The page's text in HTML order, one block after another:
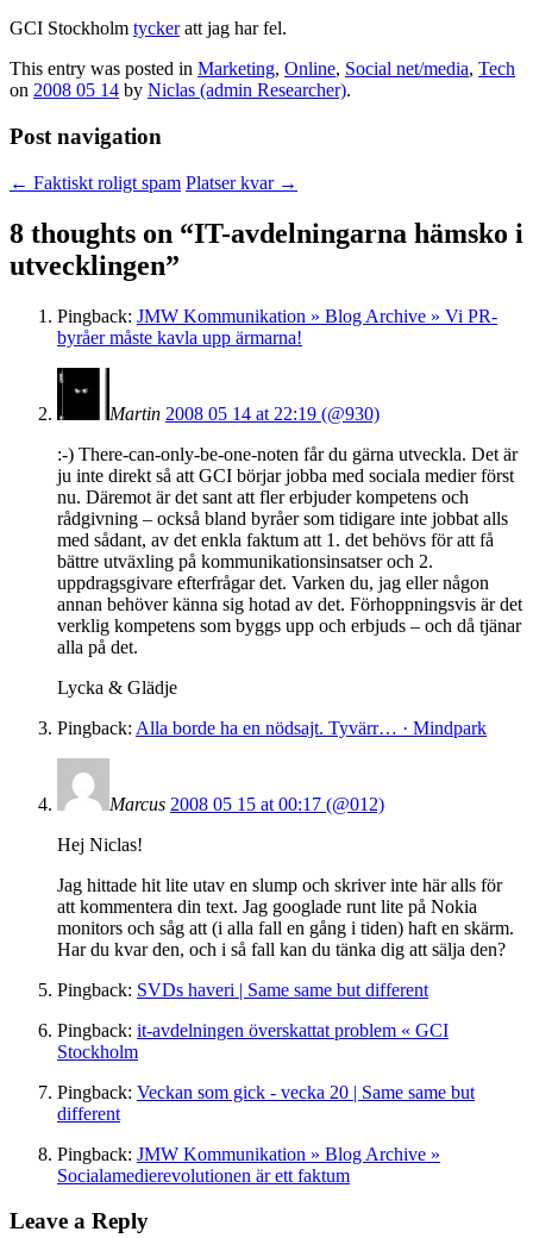
GCI Stockholm tyckeratt jag har fel.
This entry was posted in Marketing, Online, Social net/media, Tech
on 2008 05 14 by Niclas (admin Researcher).
Post navigation
← Faktiskt roligt spam Platser kvar →
8 thoughts on “IT-avdelningarna hämsko i
utvecklingen”
Pingback: JMW Kommunikation » Blog Archive » Vi PR-
byråer måste kavla upp ärmarna!
Martin 2008 05 14 at 22:19 (@930)
:-) There-can-only-be-one-noten får du gärna utveckla. Det är
ju inte direkt så att GCI börjar jobba med sociala medier först
nu. Däremot är det sant att fler erbjuder kompetens och
rådgivning – också bland byråer som tidigare inte jobbat alls
med sådant, av det enkla faktum att 1. det behövs för att få
bättre utväxling på kommunikationsinsatser och 2.
uppdragsgivare efterfrågar det. Varken du, jag eller någon
annan behöver känna sig hotad av det. Förhoppningsvis är det
verklig kompetens som byggs upp och erbjuds – och då tjänar
alla på det.
Lycka & Glädje
Pingback: Alla borde ha en nödsajt. Tyvärr… · Mindpark
Marcus 2008 05 15 at 00:17 (@012)
Hej Niclas!
Jag hittade hit lite utav en slump och skriver inte här alls för
att kommentera din text. Jag googlade runt lite på Nokia
monitors och såg att (i alla fall en gång i tiden) haft en skärm.
Har du kvar den, och i så fall kan du tänka dig att sälja den?
Pingback: SVDs haveri | Same same but different
Pingback: it-avdelningen överskattat problem « GCI
Stockholm
Pingback: Veckan som gick - vecka 20 | Same same but
different
Pingback: JMW Kommunikation » Blog Archive »
Socialamedierevolutionen är ett faktum
Leave a Reply